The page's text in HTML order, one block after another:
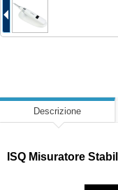
Descrizione
ISQ Misuratore